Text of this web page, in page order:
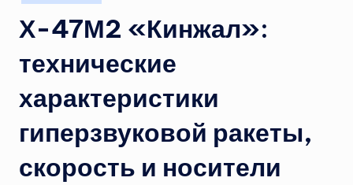
в
Х-47М2 «Кинжал»:
технические
характеристики
гиперзвуковой ракеты,
скорость и носители